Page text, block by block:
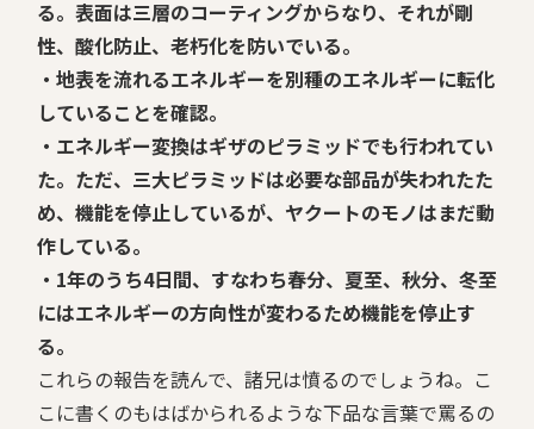
る。表面は三層のコーティングからなり、それが剛
性、酸化防止、老朽化を防いでいる。
・地表を流れるエネルギーを別種のエネルギーに転化
していることを確認。
・エネルギー変換はギザのピラミッドでも行われてい
た。ただ、三大ピラミッドは必要な部品が失われたた
め、機能を停止しているが、ヤクートのモノはまだ動
作している。
・1年のうち4日間、すなわち春分、夏至、秋分、冬至
にはエネルギーの方向性が変わるため機能を停止す
る。
これらの報告を読んで、諸兄は憤るのでしょうね。こ
こに書くのもはばかられるような下品な言葉で罵るの